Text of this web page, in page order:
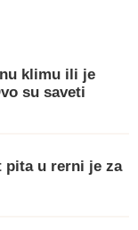
klimu ili je
su saveti
pita u rerni je za